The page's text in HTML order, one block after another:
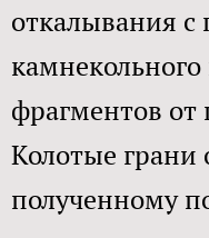
откалывания
фрагментов от
Колотые грани
полученному